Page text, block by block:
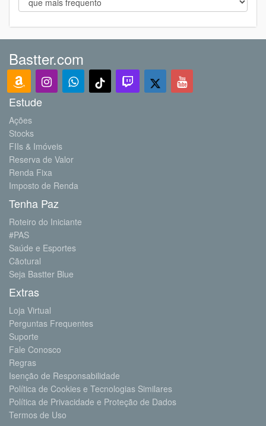
Bastter.com
Estude
Ações
Stocks
FIIs & Imóveis
Reserva de Valor
Renda Fixa
Imposto de Renda
Tenha Paz
Roteiro do Iniciante
#PAS
Saúde e Esportes
Cãotural
Seja Bastter Blue
Extras
Loja Virtual
Perguntas Frequentes
Suporte
Fale Conosco
Regras
Isenção de Responsabilidade
Política de Cookies e Tecnologias Similares
Política de Privacidade e Proteção de Dados
Termos de Uso